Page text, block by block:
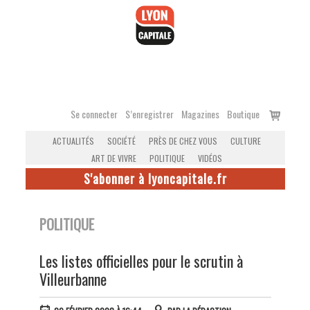
Se connecter S’enregistrer Magazines Boutique
Voir
ACTUALITÉS SOCIÉTÉ PRÈS DE CHEZ VOUS
CULTURE
ART DE VIVRE
POLITIQUE VIDÉOS
S'abonner à lyoncapitale.fr
POLITIQUE
Les listes officielles pour le scrutin à
Villeurbanne